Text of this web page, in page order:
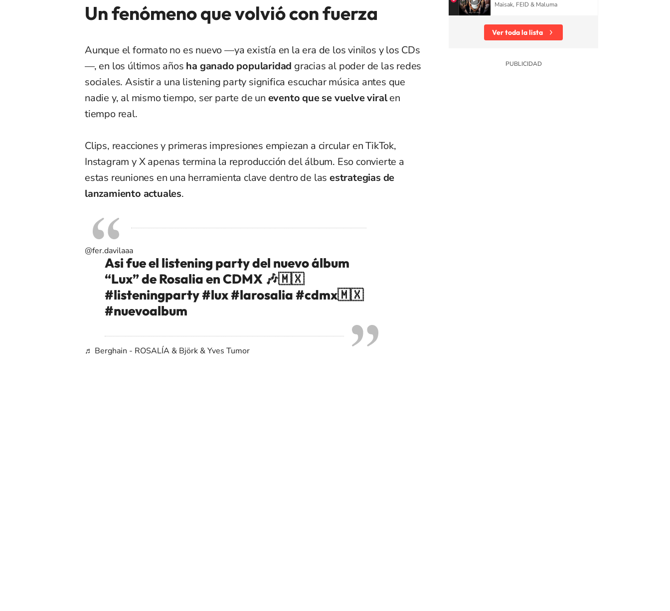
Un fenómeno que volvió con fuerza
Aunque el formato no es nuevo —ya existía en la era de los vinilos y los CDs
—, en los últimos años ha ganado popularidad gracias al poder de las redes
sociales. Asistir a una listening party significa escuchar música antes que
nadie y, al mismo tiempo, ser parte de un evento que se vuelve viralen
tiempo real.
Clips, reacciones y primeras impresiones empiezan a circular en TikTok,
Instagram y X apenas termina la reproducción del álbum. Eso convierte a
estas reuniones en una herramienta clave dentro de las estrategias de
lanzamiento actuales.
@fer.davilaaa
Asi fue el listening party del nuevo álbum
“Lux” de Rosalia en CDMX 🎶🇲🇽
#listeningparty#lux#larosalia#cdmx🇲🇽
#nuevoalbum
♬ Berghain - ROSALÍA & Björk & Yves Tumor
Maisak, FEID & Maluma
Ver toda la lista